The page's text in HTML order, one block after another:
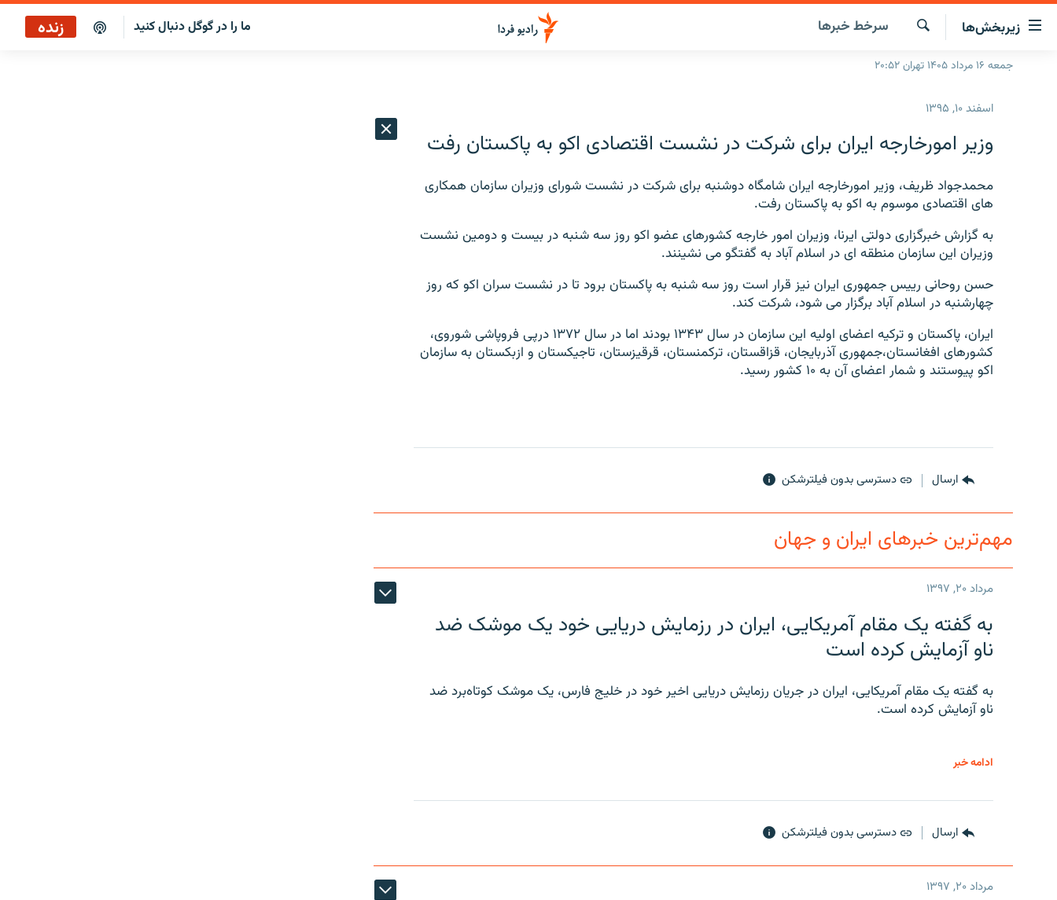
لینک‌های
قابلیت
دسترسی
زیربخش‌ها
صفحه اصلی
انتخاب کنید و بشنوید
برنامه‌های رادیویی
فرکانس‌ها
چندرسانه‌ای
گزارش‌های تصویری
جستجو
سرخط‌ خبرها ما را در گوگل دنبال کنید زنده
جمعه ۱۶ مرداد ۱۴۰۵ تهران ۲۰:۵۲
اسفند ۱۰, ۱۳۹۵
وزیر امورخارجه ایران برای شرکت در نشست اقتصادی اکو به پاکستان رفت
محمدجواد ظریف، وزیر امورخارجه ایران شامگاه دوشنبه برای شرکت در نشست شورای وزیران سازمان همکاری
های اقتصادی موسوم به اکو به پاکستان رفت.
به گزارش خبرگزاری دولتی ایرنا، وزیران امور خارجه کشورهای عضو اکو روز سه شنبه در بیست و دومین نشست
وزیران این سازمان منطقه ای در اسلام آباد به گفتگو می نشینند.
حسن روحانی رییس جمهوری ایران نیز قرار است روز سه شنبه به پاکستان برود تا در نشست سران اکو که روز
چهارشنبه در اسلام آباد برگزار می شود، شرکت کند.
ایران، پاکستان و ترکیه اعضای اولیه این سازمان در سال ۱۳۴۳ بودند اما در سال ۱۳۷۲ درپی فروپاشی شوروی،‌
کشورهای افغانستان،‌جمهوری آذربایجان، قزاقستان، ترکمنستان، قرقیزستان، تاجیکستان و ازبکستان به سازمان
اکو پیوستند و شمار اعضای آن به ۱۰ کشور رسید.
ارسال دسترسی بدون فیلترشکن
مهم‌ترین خبرهای ایران و جهان
مرداد ۲۰, ۱۳۹۷
به گفته یک مقام آمریکایی، ایران در رزمایش دریایی خود یک موشک ضد
ناو آزمایش کرده است
به گفته یک مقام آمریکایی، ایران در جریان رزمایش دریایی اخیر خود در خلیج فارس، یک موشک کوتاه‌برد ضد
ناو آزمایش کرده است.
ادامه خبر
ارسال دسترسی بدون فیلترشکن
مرداد ۲۰, ۱۳۹۷